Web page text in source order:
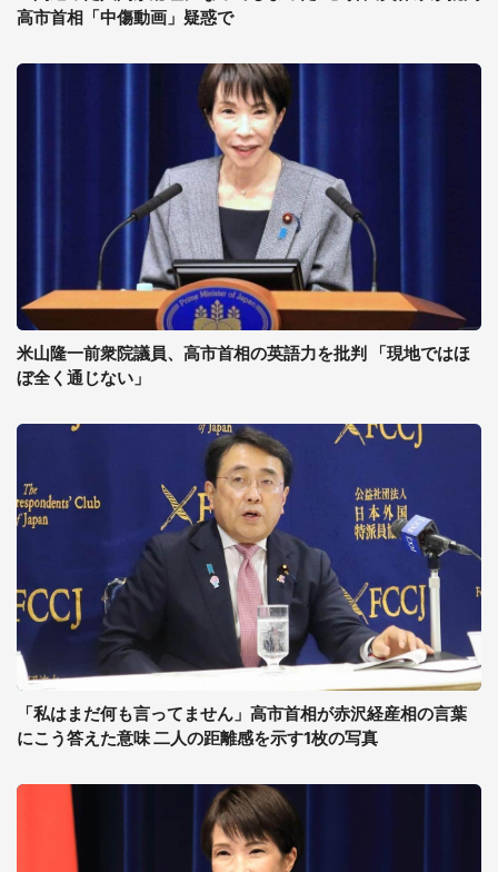
高市首相「中傷動画」疑惑で
米山隆一前衆院議員、高市首相の英語力を批判 「現地ではほ
ぼ全く通じない」
「私はまだ何も言ってません」高市首相が赤沢経産相の言葉
にこう答えた意味 二人の距離感を示す1枚の写真